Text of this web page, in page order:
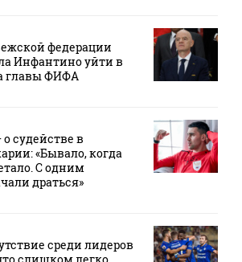
федерации
Инфантино уйти в
главы ФИФА
судействе в
«Бывало, когда
С одним
драться»
среди лидеров